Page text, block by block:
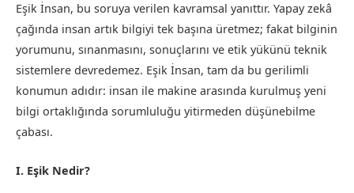
Eşik İnsan, bu soruya verilen kavramsal yanıttır. Yapay zekâ
çağında insan artık bilgiyi tek başına üretmez; fakat bilginin
yorumunu, sınanmasını, sonuçlarını ve etik yükünü teknik
sistemlere devredemez. Eşik İnsan, tam da bu gerilimli
konumun adıdır: insan ile makine arasında kurulmuş yeni
bilgi ortaklığında sorumluluğu yitirmeden düşünebilme
çabası.
I. Eşik Nedir?